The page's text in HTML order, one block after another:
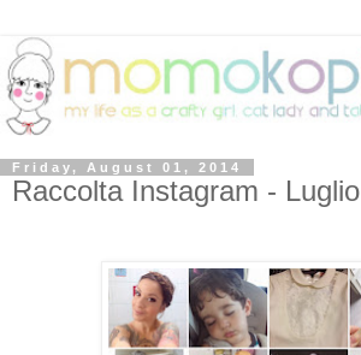
Friday, August 01, 2014
Raccolta Instagram - Luglio